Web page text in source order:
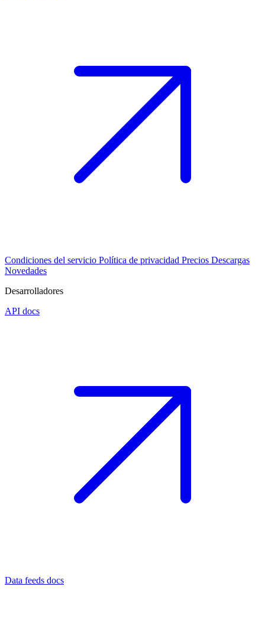
Condiciones del servicio Política de privacidad Precios Descargas
Novedades
Desarrolladores
API docs
Data feeds docs